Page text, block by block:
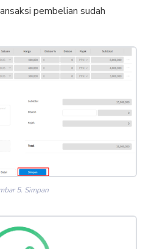
pembelian sudah
5. Simpan